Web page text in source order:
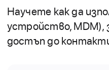
Научете как да
устройство,
достъп до